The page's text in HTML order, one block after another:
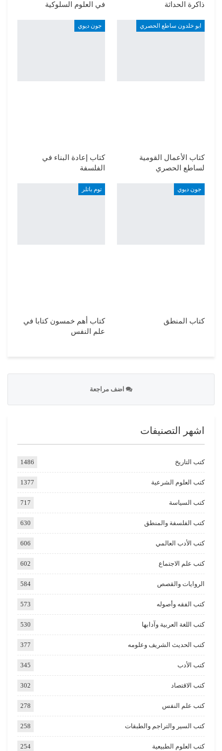
ذاكرة الحداثة
في العلوم السلوكية
ابو خلدون ساطع الحصري
كتاب الأعمال القومية
لساطع الحصري
جون ديوي
كتاب إعادة البناء في
الفلسفة
جون ديوي
كتاب المنطق
توم باتلر
كتاب أهم خمسون كتابا في
علم النفس
اضف مراجعة
اشهر التصنيفات
كتب التاريخ 1486
كتب العلوم الشرعية 1377
كتب السياسة 717
كتب الفلسفة والمنطق 630
كتب الأدب العالمي 606
كتب علم الاجتماع 602
الروايات والقصص 584
كتب الفقه وأصوله 573
كتب اللغة العربية وآدابها 530
كتب الحديث الشريف وعلومه 377
كتب الأدب 345
كتب الاقتصاد 302
كتب علم النفس 278
كتب السير والتراجم والطبقات 258
كتب العلوم الطبيعية 254